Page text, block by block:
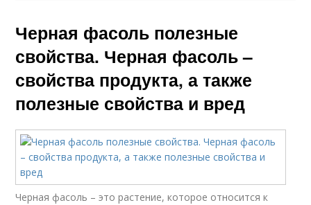
Черная фасоль полезные
свойства. Черная фасоль –
свойства продукта, а также
полезные свойства и вред
Черная фасоль – это растение, которое относится к